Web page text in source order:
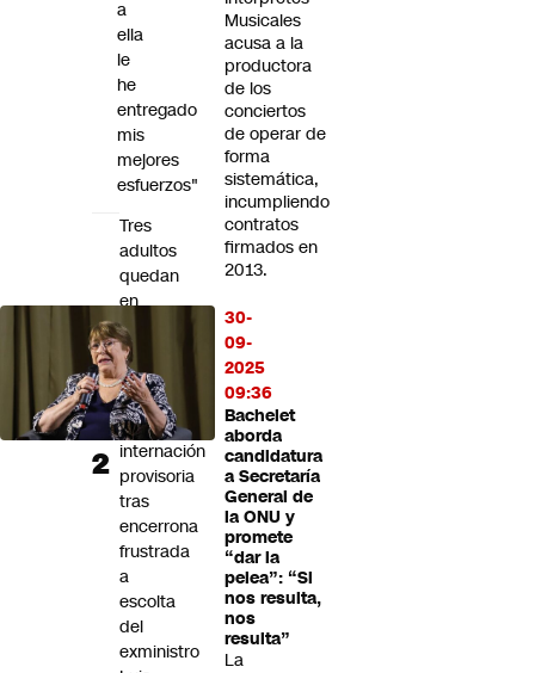
Musicales
acusa a la
productora
de los
conciertos
de operar de
forma
sistemática,
incumpliendo
contratos
firmados en
2013.
30-
09-
2025
09:36
Bachelet
aborda
candidatura
a Secretaría
General de
la ONU y
promete
“dar la
pelea”: “Si
nos resulta,
nos
resulta”
La
a
ella
le
he
entregado
mis
mejores
esfuerzos"
Tres
adultos
quedan
en
prisión
preventiva
y
adolescente
en
internación
provisoria
tras
encerrona
frustrada
a
escolta
del
exministro